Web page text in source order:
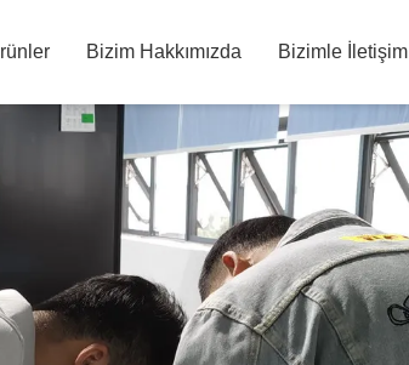
Bizim Hakkımızda Bizimle İletişim